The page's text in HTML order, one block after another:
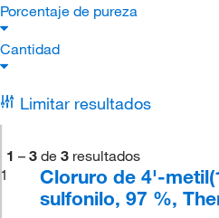
Porcentaje de pureza
Cantidad
Limitar resultados
1 – 3 de 3 resultados
1
Cloruro de 4'-
sulfonilo, 97 %,